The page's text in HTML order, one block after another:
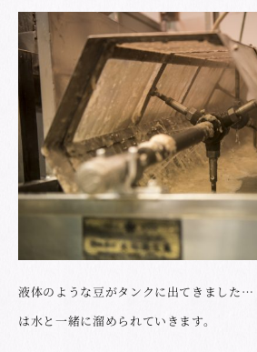
液体のような豆がタンクに出てきました…
は水と一緒に溜められていきます。